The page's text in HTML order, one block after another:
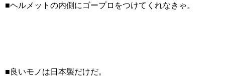
■ヘルメットの内側にゴープロをつけてくれなきゃ。
■良いモノは日本製だけだ。